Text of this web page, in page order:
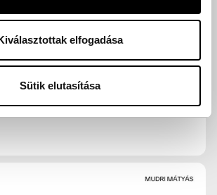
elfogadása
Sütik elutasítása